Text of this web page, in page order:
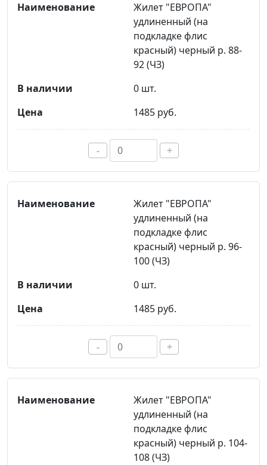
Жилет "ЕВРОПА"
удлиненный (на
подкладке флис
красный) черный р. 88-
92 (ЧЗ)
0 шт.
1485 руб.
- +
Жилет "ЕВРОПА"
удлиненный (на
подкладке флис
красный) черный р. 96-
100 (ЧЗ)
0 шт.
1485 руб.
- +
Жилет "ЕВРОПА"
удлиненный (на
подкладке флис
красный) черный р. 104-
108 (ЧЗ)